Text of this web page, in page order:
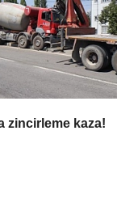
zincirleme kaza!